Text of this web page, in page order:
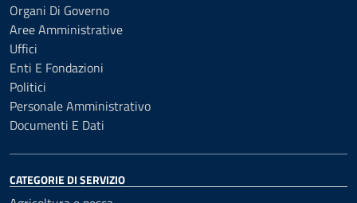
Organi Di Governo
Aree Amministrative
Uffici
Enti E Fondazioni
Politici
Personale Amministrativo
Documenti E Dati
CATEGORIE DI SERVIZIO